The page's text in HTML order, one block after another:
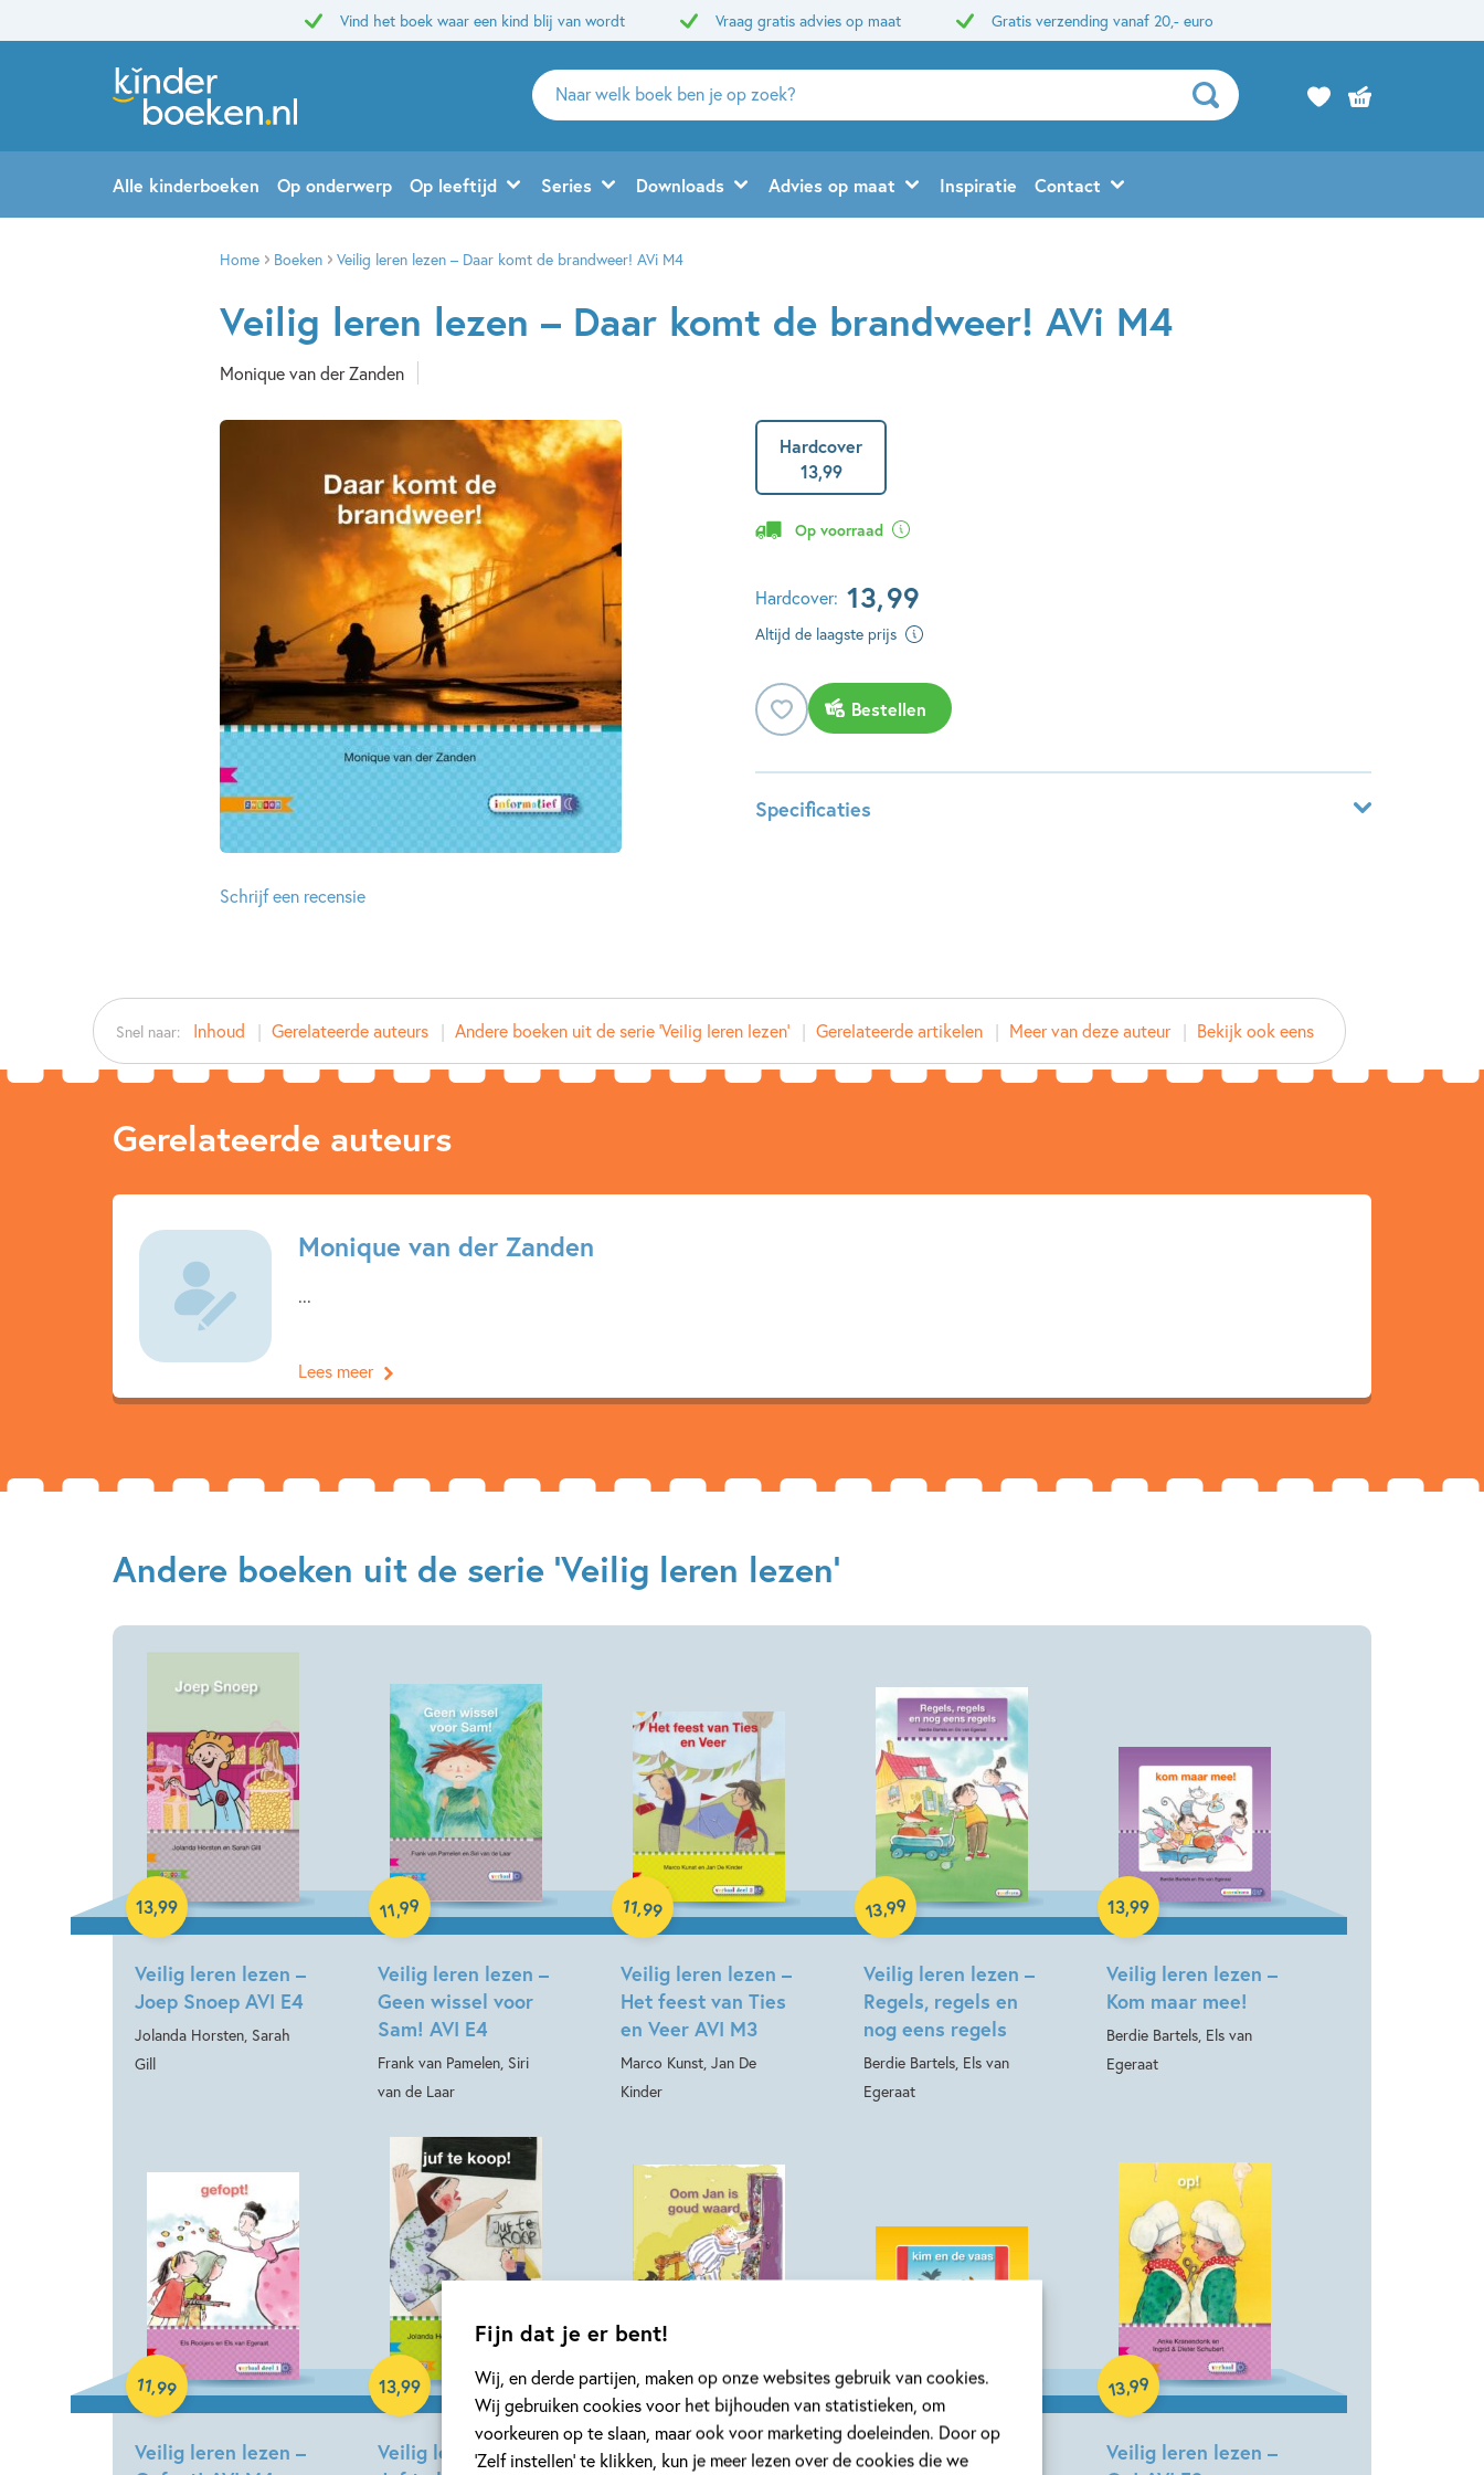
Fijn dat je er bent!
Wij, en derde partijen, maken op onze websites gebruik van cookies.
Wij gebruiken cookies voor het bijhouden van statistieken, om
voorkeuren op te slaan, maar ook voor marketing doeleinden. Door op
‘Zelf instellen’ te klikken, kun je meer lezen over de cookies die we
Vind het boek waar een kind blij van wordt Vraag gratis advies op maat Gratis verzending vanaf 20,- euro
Zoeken
naar
en
uitgevers
Alle kinderboeken Op onderwerp Op leeftijd Series Downloads Advies op maat Inspiratie Contact
Home Boeken Veilig leren lezen – Daar komt de brandweer! AVi M4
Veilig leren lezen – Daar komt de brandweer! AVi M4
Monique van der Zanden
Schrijf een recensie
Hardcover
13,99
Op voorraad
Hardcover: 13,99
Altijd de laagste prijs
Bestellen
Specificaties
Uitgever:
Zwijsen Uitgeverij
Monique van der Zanden
Snel naar: Inhoud Gerelateerde auteurs Andere boeken uit de serie 'Veilig leren lezen' Gerelateerde artikelen Meer van deze auteur Bekijk ook eens
Gerelateerde auteurs
Monique van der Zanden
...
Lees meer
Andere boeken uit de serie 'Veilig leren lezen'
Veilig leren lezen –
Joep Snoep AVI E4
Jolanda Horsten, Sarah
Gill
13,99
Hardcover
Veilig leren lezen –
Geen wissel voor
Sam! AVI E4
Frank van Pamelen, Siri
van de Laar
11,99
Hardcover
Veilig leren lezen –
Het feest van Ties
en Veer AVI M3
Marco Kunst, Jan De
Kinder
11,99
Hardcover
Veilig leren lezen –
Regels, regels en
nog eens regels
Berdie Bartels, Els van
Egeraat
13,99
Hardcover
Veilig leren lezen –
Kom maar mee!
Berdie Bartels, Els van
Egeraat
13,99
Hardcover
Veilig leren lezen –
11,99
Hardcover
Veilig leren lezen –
13,99
Hardcover
Veilig leren lezen –
11, 99
Hardcover
Veilig leren lezen –
13,99
Veilig leren lezen –
13,99
Hardcover